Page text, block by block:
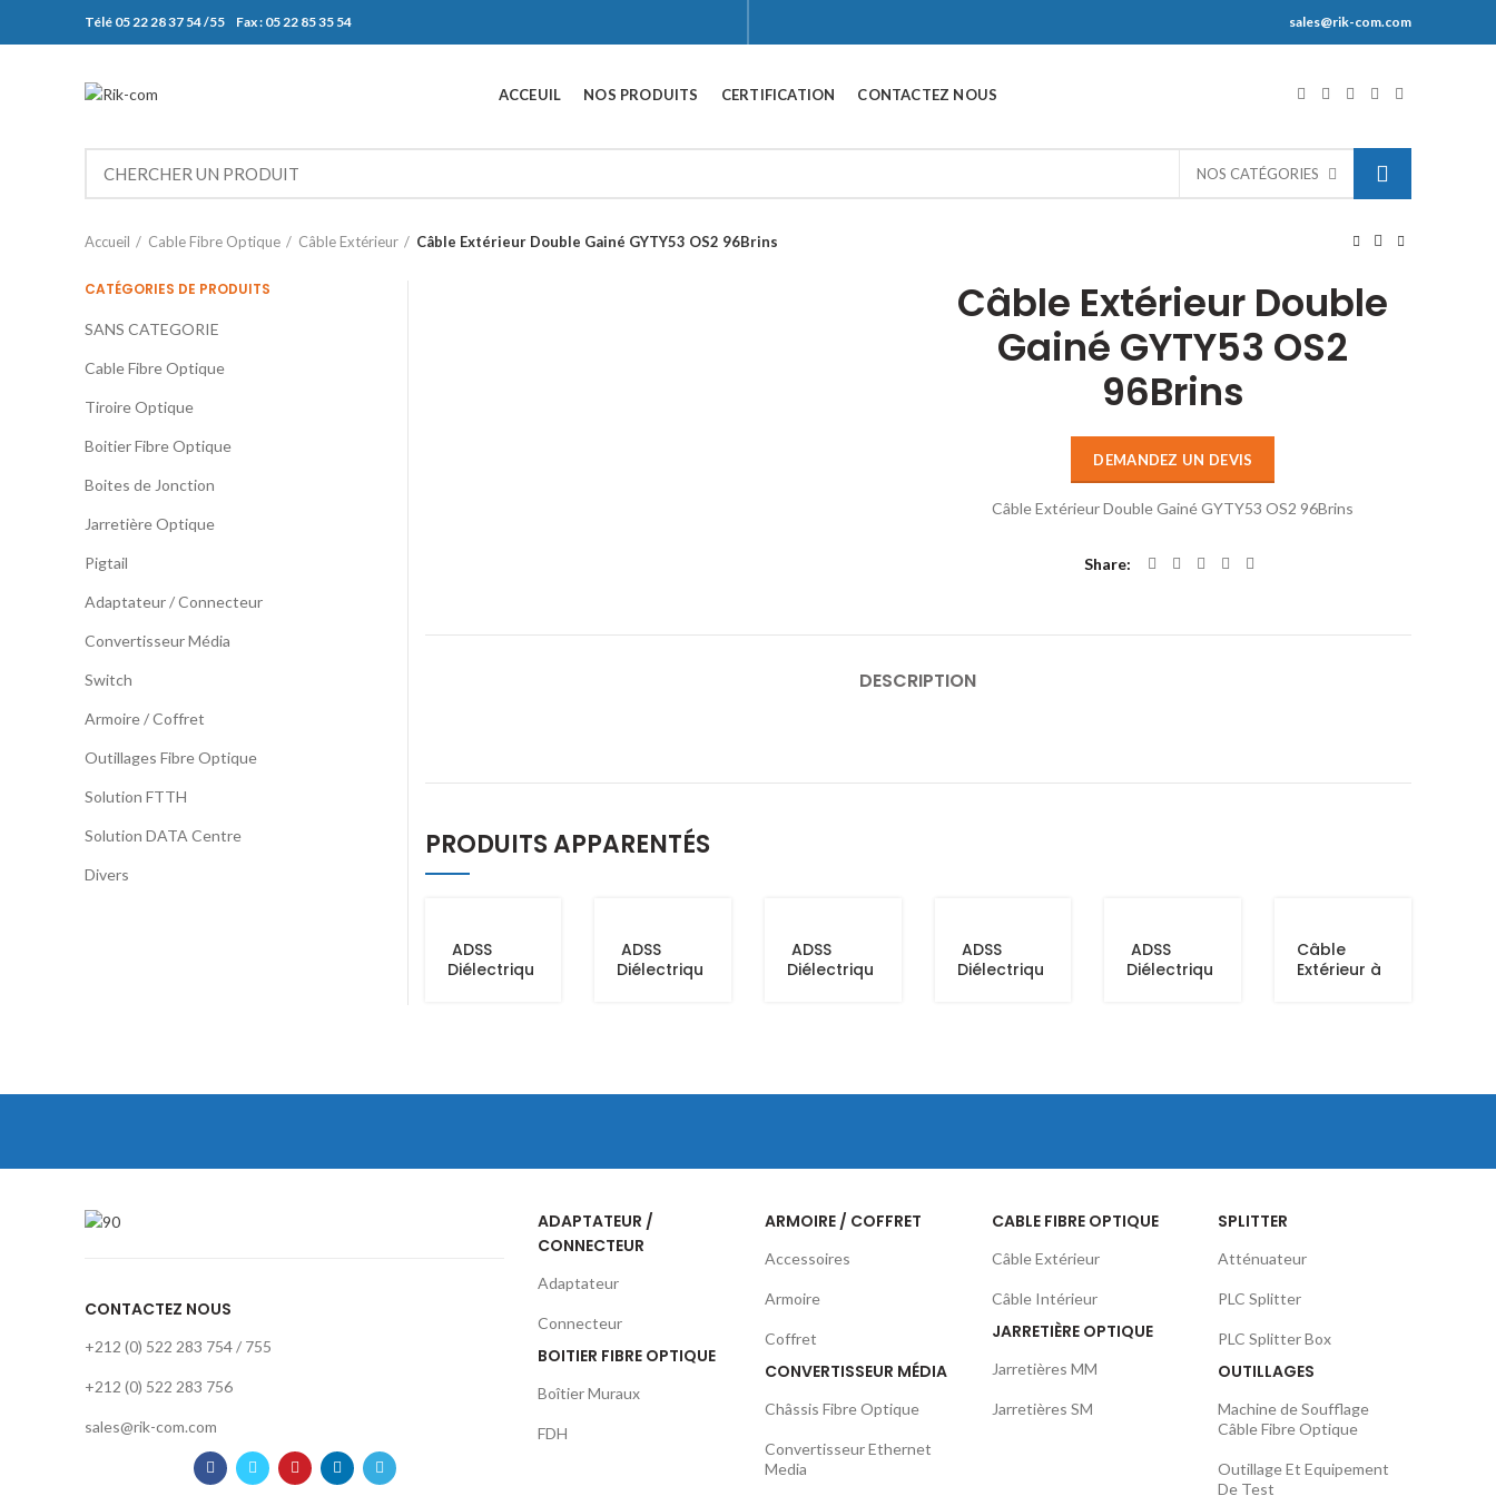
Télé 05 22 28 37 54 /55 Fax : 05 22 85 35 54 sales@rik-com.com
ACCEUIL NOS PRODUITS CERTIFICATION CONTACTEZ NOUS
NOS CATÉGORIES
Accueil Cable Fibre Optique Câble Extérieur
Câble Extérieur Double Gainé GYTY53 OS2 96Brins
Câble Extérieur Double
Gainé GYTY53 OS2
96Brins
DEMANDEZ UN DEVIS
Câble Extérieur Double Gainé GYTY53 OS2 96Brins
Share
DESCRIPTION
PRODUITS APPARENTÉS
ADSS
Diélectriqu
ADSS
Diélectriqu
ADSS
Diélectriqu
ADSS
Diélectriqu
ADSS
Diélectriqu
Câble
Extérieur à
CATÉGORIES DE PRODUITS
SANS CATEGORIE
Cable Fibre Optique
Tiroire Optique
Boitier Fibre Optique
Boites de Jonction
Jarretière Optique
Pigtail
Adaptateur / Connecteur
Convertisseur Média
Switch
Armoire / Coffret
Outillages Fibre Optique
Solution FTTH
Solution DATA Centre
Divers
CONTACTEZ NOUS
+212 (0) 522 283 754 / 755
+212 (0) 522 283 756
sales@rik-com.com
ADAPTATEUR /
CONNECTEUR
Adaptateur
Connecteur
BOITIER FIBRE OPTIQUE
Boîtier Muraux
FDH
ARMOIRE / COFFRET
Accessoires
Armoire
Coffret
CONVERTISSEUR MÉDIA
Châssis Fibre Optique
Convertisseur Ethernet
Media
CABLE FIBRE OPTIQUE
Câble Extérieur
Câble Intérieur
JARRETIÈRE OPTIQUE
Jarretières MM
Jarretières SM
SPLITTER
Atténuateur
PLC Splitter
PLC Splitter Box
OUTILLAGES
Machine de Soufflage
Câble Fibre Optique
Outillage Et Equipement
De Test